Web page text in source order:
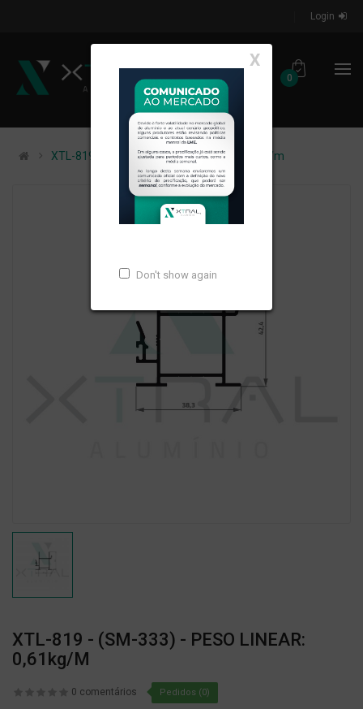
Login
0
X
Don't show again
XTL-819 - (SM-333) - PESO LINEAR: 0,61kg/m
XTL-819 - (SM-333) - PESO LINEAR:
0,61kg/m
0 comentários Pedidos (0)